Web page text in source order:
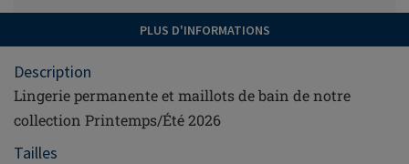
PLUS D'INFORMATIONS
Description
Lingerie permanente et maillots de bain de notre
collection Printemps/Été 2026
Tailles